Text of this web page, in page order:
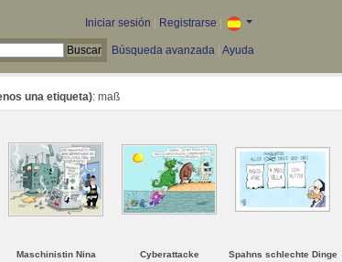
Iniciar sesión Registrarse
Búsqueda avanzada Ayuda
una etiqueta): maß
Maschinistin Nina
Cyberattacke
Spahns schlechte Dinge